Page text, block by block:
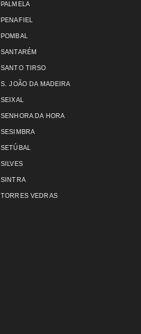
PALMELA
PENAFIEL
POMBAL
SANTARÉM
SANTO TIRSO
S. JOÃO DA MADEIRA
SEIXAL
SENHORA DA HORA
SESIMBRA
SETÚBAL
SILVES
SINTRA
TORRES VEDRAS